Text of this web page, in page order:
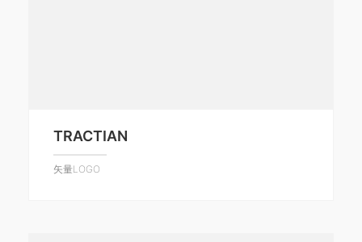
TRACTIAN
矢量LOGO